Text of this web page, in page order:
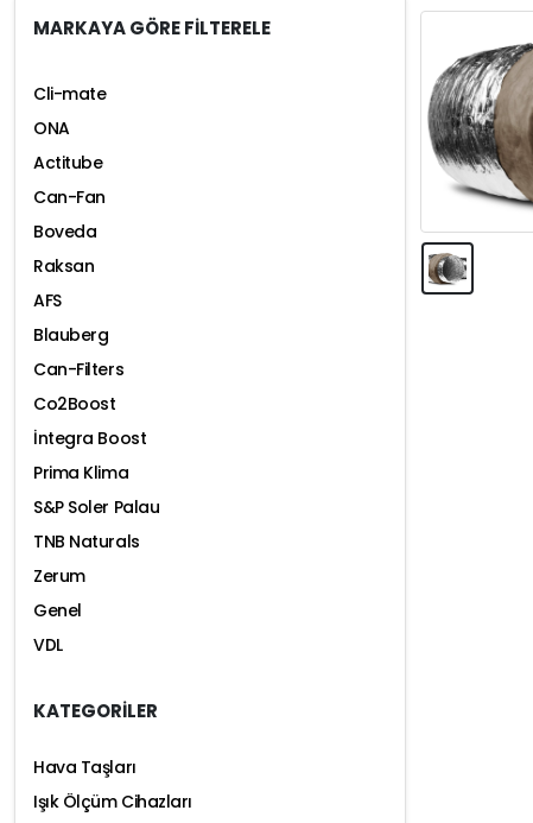
MARKAYA GÖRE FİLTERELE
Cli-mate
ONA
Actitube
Can-Fan
Boveda
Raksan
AFS
Blauberg
Can-Filters
Co2Boost
İntegra Boost
Prima Klima
S&P Soler Palau
TNB Naturals
Zerum
Genel
VDL
KATEGORİLER
Hava Taşları
Işık Ölçüm Cihazları